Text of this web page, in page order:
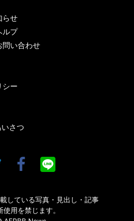
らせ
ルプ
問い合わせ
シー
さつ
している写真・見出し・記事
使用を禁じます。